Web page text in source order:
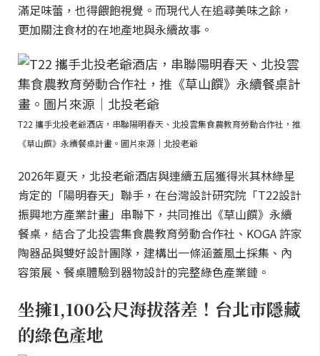
滿足味蕾，也得餵飽視覺。而現代人在追尋美味之餘，
更加關注食材的在地產地與永續故事。
T22 攜手北投老爺酒店，串聯陽明春天、北投雲集食農教育勞動合作社，推
《草山饌》永續餐桌計畫。圖片來源｜北投老爺
2026年夏天，北投老爺酒店與連續五屆獲得米其林綠星
肯定的「陽明春天」聯手，在台灣設計研究院「T22設計
振興地方產業計畫」串聯下，共同推出《草山饌》永續
餐桌，結合了北投雲集食農教育勞動合作社、KOGA 許家
陶器品與雙好設計團隊，建構出一條涵蓋風土採集、內
容策展、餐桌體驗到器物設計的完整綠色產業鏈。
坐擁1,100公尺海拔落差！台北市隱藏
的綠色產地